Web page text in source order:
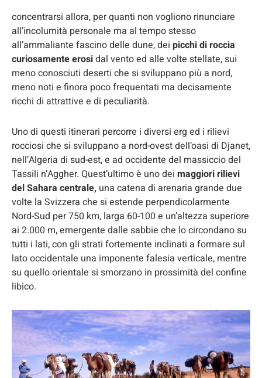
concentrarsi allora, per quanti non vogliono rinunciare
all’incolumità personale ma al tempo stesso
all’ammaliante fascino delle dune, dei picchi di roccia
curiosamente erosidal vento ed alle volte stellate, sui
meno conosciuti deserti che si sviluppano più a nord,
meno noti e finora poco frequentati ma decisamente
ricchi di attrattive e di peculiarità.
Uno di questi itinerari percorre i diversi erg ed i rilievi
rocciosi che si sviluppano a nord-ovest dell’oasi di Djanet,
nell’Algeria di sud-est, e ad occidente del massiccio del
Tassili n’Aggher. Quest’ultimo è uno dei maggiori rilievi
del Sahara centrale, una catena di arenaria grande due
volte la Svizzera che si estende perpendicolarmente
Nord-Sud per 750 km, larga 60-100 e un’altezza superiore
ai 2.000 m, emergente dalle sabbie che lo circondano su
tutti i lati, con gli strati fortemente inclinati a formare sul
lato occidentale una imponente falesia verticale, mentre
su quello orientale si smorzano in prossimità del confine
libico.